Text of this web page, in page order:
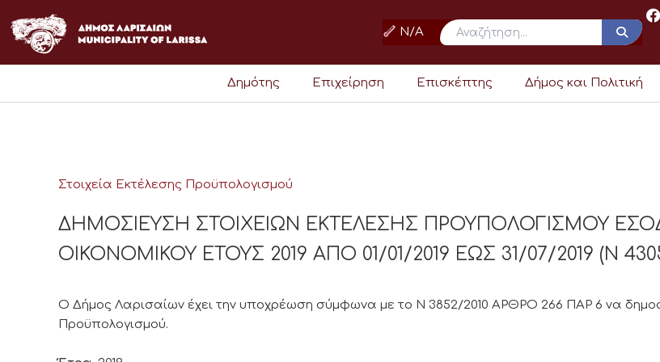
στο
περιεχόμενο
N/A
Δημότης Επιχείρηση Επισκέπτης Δήμος και Πολιτική
Στοιχεία Εκτέλεσης Προϋπολογισμού
ΔΗΜΟΣΙΕΥΣΗ ΣΤΟΙΧΕΙΩΝ ΕΚΤΕΛΕΣΗΣ ΠΡΟΥΠΟΛΟΓΙΣΜΟΥ
ΟΙΚΟΝΟΜΙΚΟΥ ΕΤΟΥΣ 2019 ΑΠΟ 01/01/2019 ΕΩΣ 31/07/2019 (Ν
Ο Δήμος Λαρισαίων έχει την υποχρέωση σύμφωνα με το Ν 3852/2010 ΑΡΘΡΟ 266 ΠΑΡ 6 να
Προϋπολογισμού.